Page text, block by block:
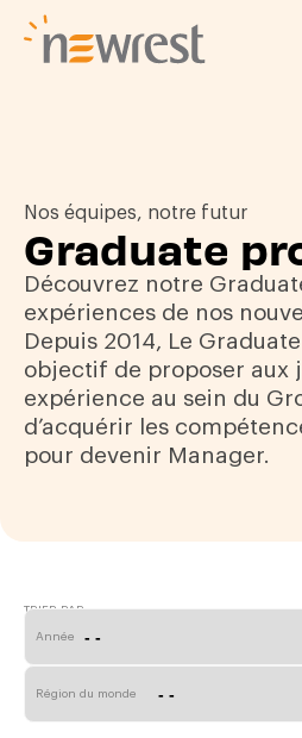
Nos équipes, notre futur
Graduate
Découvrez notre
expériences de nos
Depuis 2014, Le
objectif de proposer aux
expérience au sein du
d’acquérir les
pour devenir Manager.
TRIER PAR
Année
Région du monde